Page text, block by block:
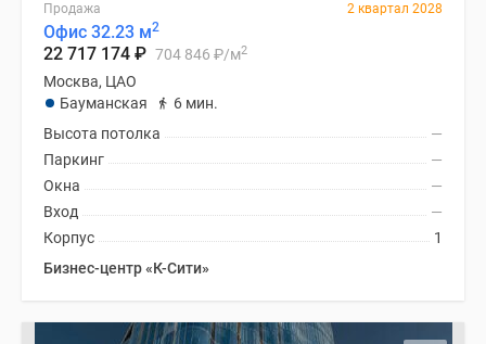
Продажа 2 квартал 2028
Офис 32.23 м2
22 717 174 ₽ 704 846 ₽/м2
Москва, ЦАО
Бауманская
6 мин.
—
Высота потолка
—
Паркинг
—
Окна
—
Вход
1
Корпус
Бизнес-центр «К-Сити»